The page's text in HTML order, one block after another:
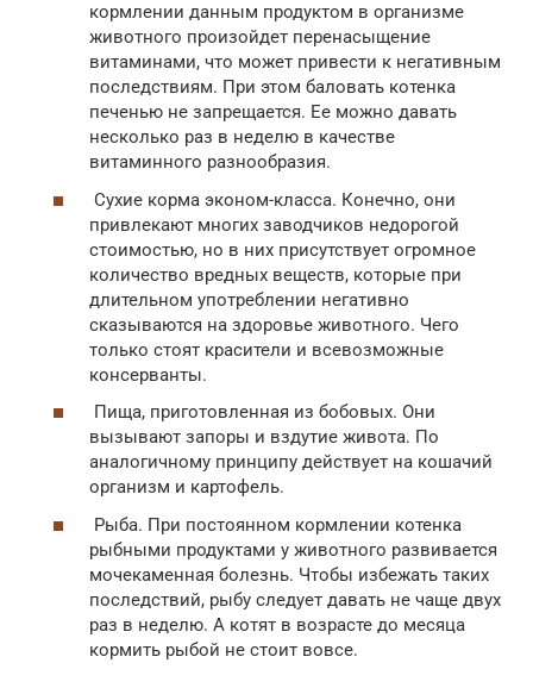
кормлении данным продуктом в организме
животного произойдет перенасыщение
витаминами, что может привести к негативным
последствиям. При этом баловать котенка
печенью не запрещается. Ее можно давать
несколько раз в неделю в качестве
витаминного разнообразия.
Сухие корма эконом-класса. Конечно, они
привлекают многих заводчиков недорогой
стоимостью, но в них присутствует огромное
количество вредных веществ, которые при
длительном употреблении негативно
сказываются на здоровье животного. Чего
только стоят красители и всевозможные
консерванты.
Пища, приготовленная из бобовых. Они
вызывают запоры и вздутие живота. По
аналогичному принципу действует на кошачий
организм и картофель.
Рыба. При постоянном кормлении котенка
рыбными продуктами у животного развивается
мочекаменная болезнь. Чтобы избежать таких
последствий, рыбу следует давать не чаще двух
раз в неделю. А котят в возрасте до месяца
кормить рыбой не стоит вовсе.